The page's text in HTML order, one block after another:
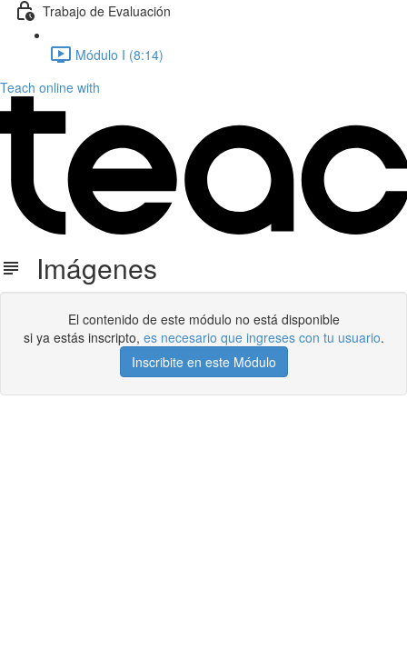
Trabajo de Evaluación
Módulo I (8:14)
Teach online with
Imágenes
El contenido de este módulo no está disponible
si ya estás inscripto, es necesario que ingreses con tu usuario.
Inscribite en este Módulo